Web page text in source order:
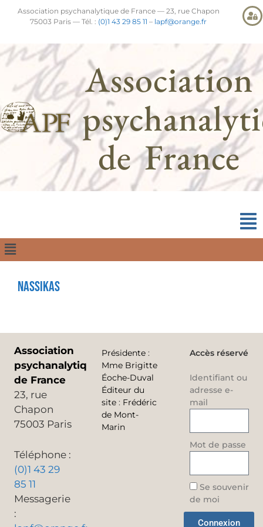
Association psychanalytique de France — 23, rue Chapon
75003 Paris — Tél. : (0)1 43 29 85 11 – lapf@orange.fr
Association
de France
Nassikas
Association
psychanalytique
de France
23, rue
Chapon
75003 Paris
Téléphone :
(0)1 43 29
85 11
Messagerie
:
Présidente :
Mme Brigitte
Éoche-Duval
Éditeur du
site : Frédéric
de Mont-
Marin
Accès réservé
Identifiant ou
adresse e-
mail
Mot de passe
Se souvenir
de moi
Connexion